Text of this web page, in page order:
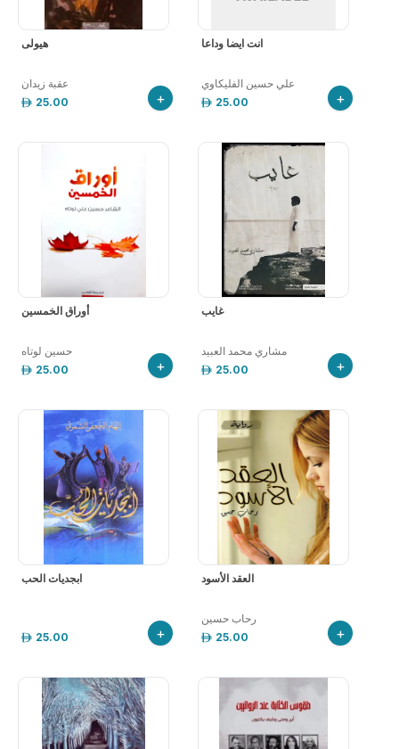
هيولى
عقبة زيدان
25.00
+
انت ايضا وداعا
علي حسين الفليكاوي
25.00
+
أوراق الخمسين
حسين لوتاه
25.00
+
غايب
مشاري محمد العبيد
25.00
+
ابجديات الحب
25.00 +
العقد الأسود
رحاب حسين
25.00
+